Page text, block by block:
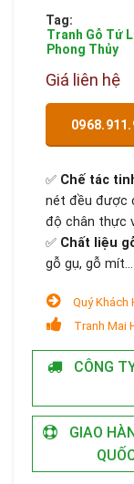
Tag:
Tranh Gỗ Tứ
Phong Thủy
Giá liên hệ
✅ Chế tác
nét đều được
độ chân thực
✅ Chất liệu
gỗ gụ, gỗ
Quý Khách
Tranh Mai
CÔNG
GIAO